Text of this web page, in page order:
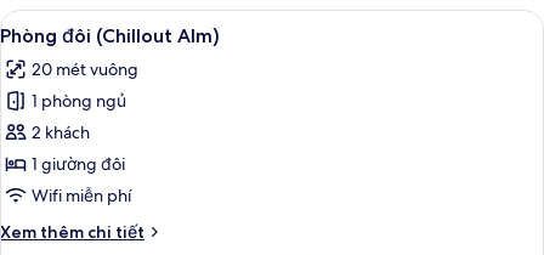
(Chillout
Xem
tất
cả
ảnh
Phòng
đôi
(Chillout
Phòng đôi (Chillout Alm) | Két bảo
10
Phòng đôi (Chillout Alm)
20 mét vuông
1 phòng ngủ
2 khách
1 giường đôi
Wifi miễn phí
Xem thêm chi tiết
Chi